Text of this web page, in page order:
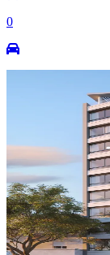
0